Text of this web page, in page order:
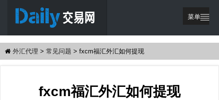
菜单
网站首页
外汇代理 > 常见问题 > fxcm福汇外汇如何提现
fxcm福汇外汇如何提现